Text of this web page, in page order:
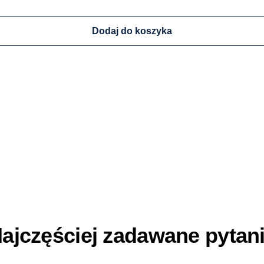
Dodaj do koszyka
zadawane